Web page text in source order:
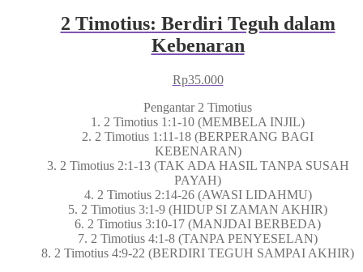
2 Timotius: Berdiri Teguh dalam
Kebenaran
Rp35.000
Pengantar 2 Timotius
1. 2 Timotius 1:1-10 (MEMBELA INJIL)
2. 2 Timotius 1:11-18 (BERPERANG BAGI
KEBENARAN)
3. 2 Timotius 2:1-13 (TAK ADA HASIL TANPA SUSAH
PAYAH)
4. 2 Timotius 2:14-26 (AWASI LIDAHMU)
5. 2 Timotius 3:1-9 (HIDUP SI ZAMAN AKHIR)
6. 2 Timotius 3:10-17 (MANJDAI BERBEDA)
7. 2 Timotius 4:1-8 (TANPA PENYESELAN)
8. 2 Timotius 4:9-22 (BERDIRI TEGUH SAMPAI AKHIR)